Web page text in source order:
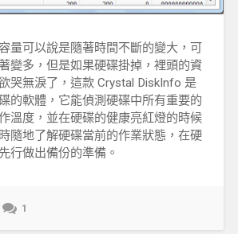
量可以說是隨著時間不斷的變大，可
變多，但是如果硬碟掛掉，裡頭的資
哭無淚了，這款 Crystal DiskInfo 是
的軟體，它能偵測硬碟中所有重要的
溫度，並在硬碟的健康亮紅燈的時候
隨地了解硬碟當前的作業狀態，在硬
行做出備份的準備。
1